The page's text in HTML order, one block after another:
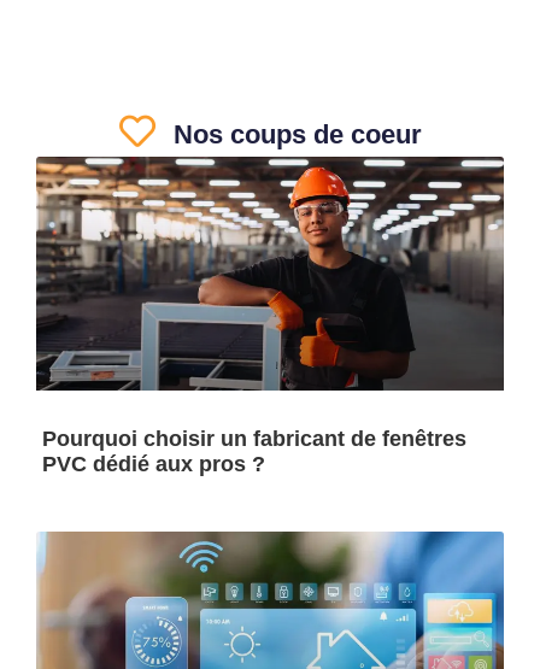
Nos coups de coeur
Pourquoi choisir un fabricant de fenêtres
PVC dédié aux pros ?